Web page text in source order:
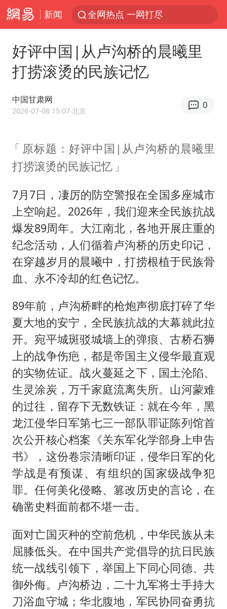
新闻 全网热点 一网打尽
好评中国|从卢沟桥的晨曦里
打捞滚烫的民族记忆
中国甘肃网
2026-07-08 15:07·北京
0
原标题：好评中国|从卢沟桥的晨曦里
打捞滚烫的民族记忆
7月7日，凄厉的防空警报在全国多座城市
上空响起。2026年，我们迎来全民族抗战
爆发89周年。大江南北，各地开展庄重的
纪念活动，人们循着卢沟桥的历史印记，
在穿越岁月的晨曦中，打捞根植于民族骨
血、永不冷却的红色记忆。
89年前，卢沟桥畔的枪炮声彻底打碎了华
夏大地的安宁，全民族抗战的大幕就此拉
开。宛平城斑驳城墙上的弹痕、古桥石狮
上的战争伤疤，都是帝国主义侵华最直观
的实物佐证。战火蔓延之下，国土沦陷、
生灵涂炭，万千家庭流离失所。山河蒙难
的过往，留存下无数铁证：就在今年，黑
龙江侵华日军第七三一部队罪证陈列馆首
次公开核心档案《关东军化学部身上申告
书》，这份卷宗清晰印证，侵华日军的化
学战是有预谋、有组织的国家级战争犯
罪。任何美化侵略、篡改历史的言论，在
确凿史料面前都不堪一击。
面对亡国灭种的空前危机，中华民族从未
屈膝低头。在中国共产党倡导的抗日民族
统一战线引领下，举国上下同心同德、共
御外侮。卢沟桥边，二十九军将士手持大
刀浴血守城；华北腹地，军民协同奋勇抗